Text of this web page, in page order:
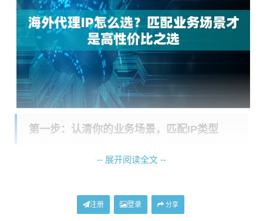
第一步：认清你的业务场景，匹配IP类型
这是最重要的一步，直接决定了后续所有选择。我们可
场景一：大规模数据采集与市场调研
-- 展开阅读全文 --
注册 登录 分享